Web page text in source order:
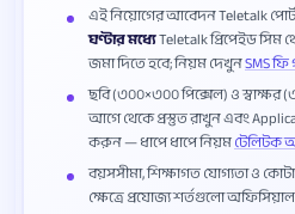
এই নিয়োগের আবেদন Teletalk
ঘণ্টার মধ্যেTeletalk প্রিপেইড সিম
জমা দিতে হবে; নিয়ম দেখুনSMS
ছবি (৩০০×৩০০ পিক্সেল) ও স্বাক্ষর
আগে থেকে প্রস্তুত রাখুন এবং
করুন — ধাপে ধাপে নিয়মটেলিটক
বয়সসীমা, শিক্ষাগত যোগ্যতা ও
ক্ষেত্রে প্রযোজ্য শর্তগুলো অফিসিয়াল